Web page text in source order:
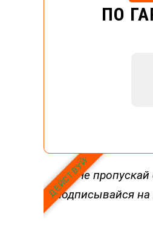
ПО
ДЕЙСТВУЙ
Не
Подписывайся на